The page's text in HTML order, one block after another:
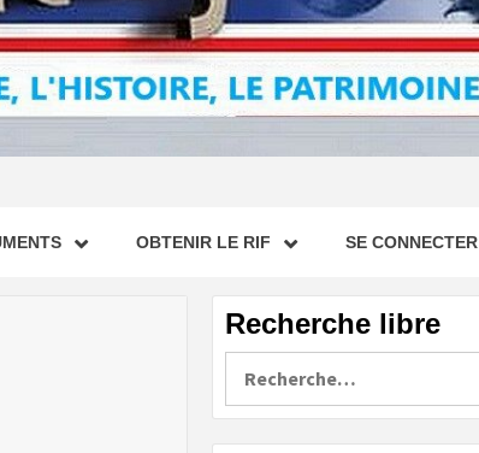
OBTENIR LE RIF SE CONNECTER
Recherche libre